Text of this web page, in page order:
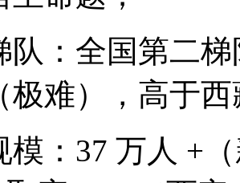
队：全国第二
极难），高于
模：37 万人 +